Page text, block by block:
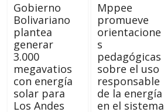
Gobierno
Bolivariano
plantea
generar
3.000
megavatios
con energía
solar para
Los Andes
Mppee
promueve
orientacione
s
pedagógicas
sobre el uso
responsable
de la energía
en el sistema